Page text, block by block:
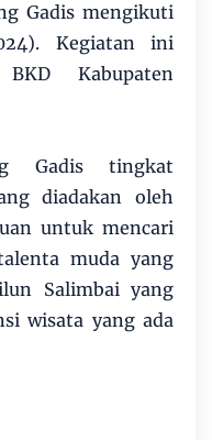
Gadis mengikuti
Kegiatan ini
Kabupaten
Gadis tingkat
diadakan oleh
untuk mencari
muda yang
Salimbai yang
wisata yang ada